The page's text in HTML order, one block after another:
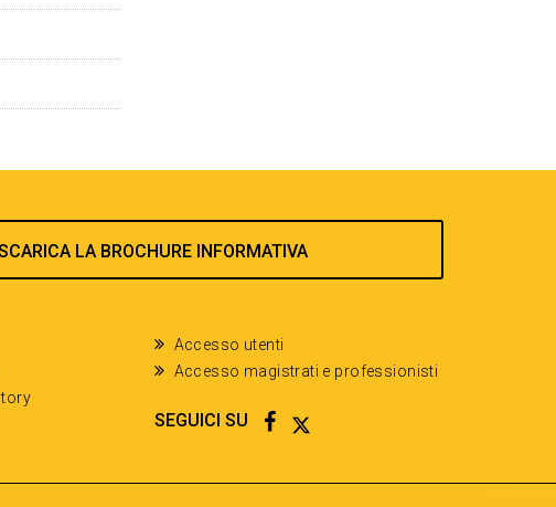
LA BROCHURE INFORMATIVA
Accesso utenti
Accesso magistrati e professionisti
SEGUICI SU FACEBOOK
TWITTER